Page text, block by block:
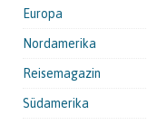
Europa
Nordamerika
Reisemagazin
Südamerika